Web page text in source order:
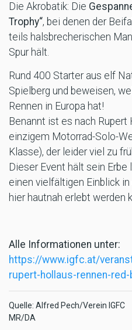
Die Akrobatik: Die
Trophy“, bei denen der
teils halsbrecherischen
Spur hält.
Rund 400 Starter aus elf
Spielberg und beweisen,
Rennen in Europa hat!
Benannt ist es nach
einzigem Motorrad-Solo-
Klasse), der leider viel zu
Dieser Event hält sein Erbe
einen vielfältigen Einblick
hier hautnah erlebt werden
Alle Informationen unter:
https://www.igfc.at/
rupert-hollaus-rennen-
Quelle: Alfred Pech/Verein IGFC
MR/DA